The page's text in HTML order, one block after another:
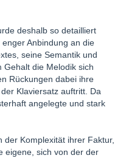
deshalb so detailliert
Anbindung an die
seine Semantik und
die Melodik sich
Rückungen dabei ihre
Klaviersatz auftritt. Da
angelegte und stark
der Komplexität ihrer Faktur,
eigene, sich von der der